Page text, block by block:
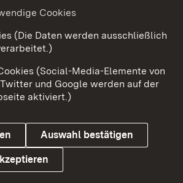
Barrierefreiheit
Cookies
Cookies
(Die Daten werden ausschließlich
(Social-Media-Elemente von
und Google werden auf der
aktiviert.)
Auswahl bestätigen